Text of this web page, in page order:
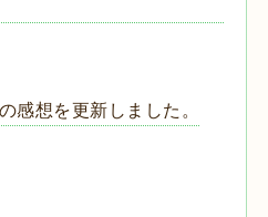
感想を更新しました。